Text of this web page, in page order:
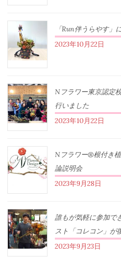
「Run伴うらやす」
2023年10月22日
Nフラワー東京認定
行いました
2023年10月22日
Nフラワー®根付き
論説明会
2023年9月28日
誰もが気軽に参加で
スト「コレコン」が
2023年9月23日